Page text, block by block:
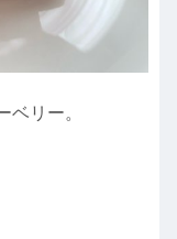
ベリー。